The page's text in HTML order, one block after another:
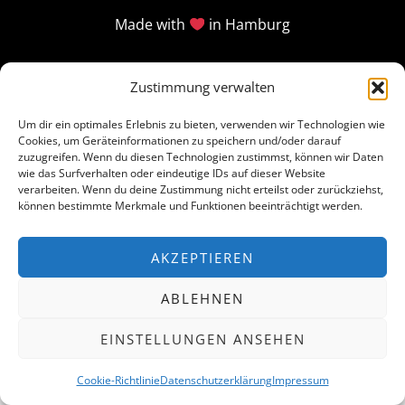
Zustimmung verwalten
Um dir ein optimales Erlebnis zu bieten, verwenden wir Technologien wie
Cookies, um Geräteinformationen zu speichern und/oder darauf
zuzugreifen. Wenn du diesen Technologien zustimmst, können wir Daten
wie das Surfverhalten oder eindeutige IDs auf dieser Website
verarbeiten. Wenn du deine Zustimmung nicht erteilst oder zurückziehst,
können bestimmte Merkmale und Funktionen beeinträchtigt werden.
AKZEPTIEREN
ABLEHNEN
EINSTELLUNGEN ANSEHEN
Cookie-RichtlinieDatenschutzerklärungImpressum
Made with in Hamburg